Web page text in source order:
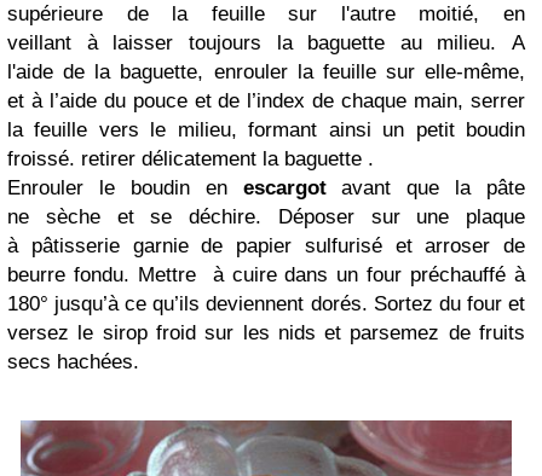
supérieure de la feuille sur l'autre moitié, en
veillant à laisser toujours la baguette au milieu. A
l'aide de la baguette, enrouler la feuille sur elle-même,
et à l’aide du pouce et de l’index de chaque main, serrer
la feuille vers le milieu, formant ainsi un petit boudin
froissé. retirer délicatement la baguette .
Enrouler le boudin en escargotavant que la pâte
ne sècheet se déchire. Déposer sur une plaque
à pâtisserie garnie de papier sulfurisé et arroser de
beurre fondu. Mettre à cuire dans un four préchauffé à
180° jusqu’à ce qu’ils deviennent dorés. Sortez du four et
versez le sirop froid sur les nids et parsemez de fruits
secs hachées.